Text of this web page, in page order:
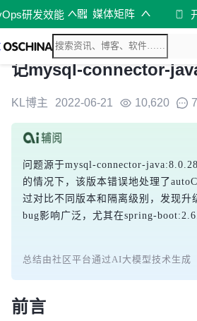
研发效能 媒体矩阵
记mysql-connector-
KL博主 2022-06-21 10,620 7
问题源于mysql-connector-
的情况下，该版本错误地处理了
过对比不同版本和隔离级别，发现升
bug影响广泛，尤其在spring-
总结由社区平台通过AI大模型技术生成
前言